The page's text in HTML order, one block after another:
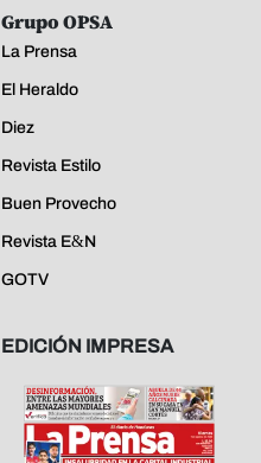
Grupo OPSA
La Prensa
El Heraldo
Diez
Revista Estilo
Buen Provecho
Revista E&N
GOTV
EDICIÓN IMPRESA